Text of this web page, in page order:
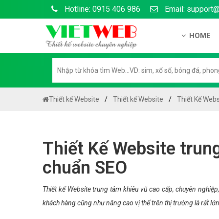
Hotline: 0915 406 986 Email:
HOME
Hướng
Chính
Chính
Thiết kế Website Thiết kế Website Thiết Kế
Thiết Kế Website
chuẩn SEO
Thiết kế Website trung tâm khiêu vũ cao cấp, chuyên
khách hàng cũng như nâng cao vị thế trên thị trường là rất lớn.